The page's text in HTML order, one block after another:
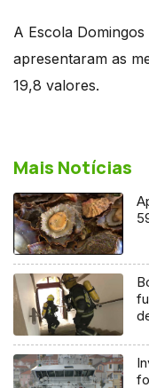
A Escola
apresentaram as
19,8 valores.
Mais Notícias